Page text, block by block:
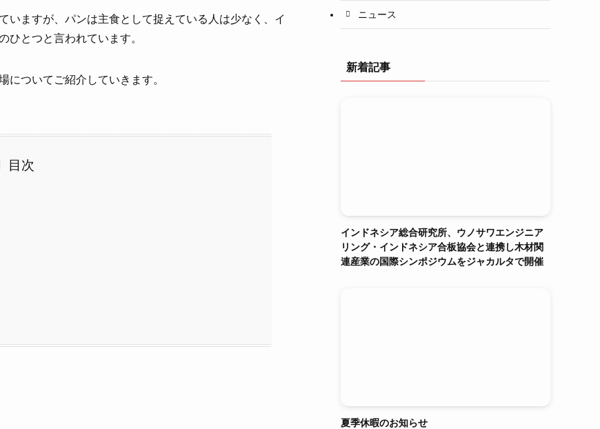
いますが、パンは主食として捉えている人は少なく、イ
ひとつと言われています。
についてご紹介していきます。
目次
ニュース
新着記事
インドネシア総合研究所、ウノサワエンジニア
リング・インドネシア合板協会と連携し木材関
連産業の国際シンポジウムをジャカルタで開催
夏季休暇のお知らせ